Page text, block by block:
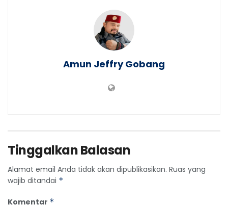
Amun Jeffry Gobang
Tinggalkan Balasan
Alamat email Anda tidak akan dipublikasikan. Ruas yang
wajib ditandai *
Komentar *